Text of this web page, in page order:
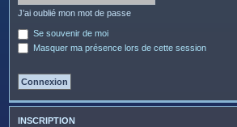
J’ai oublié mon mot de passe
Se souvenir de moi
Masquer ma présence lors de cette session
INSCRIPTION